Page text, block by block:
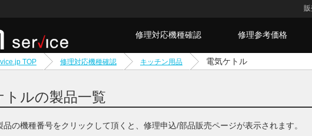
修理対応機種確認 修理参考価格
TOP 修理対応機種確認 キッチン用品 電気ケトル
トルの製品一覧
品の機種番号をクリックして頂くと、修理申込/部品販売ページが表示されます。